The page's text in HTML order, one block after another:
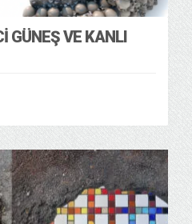
GÜNEŞ VE KANLI